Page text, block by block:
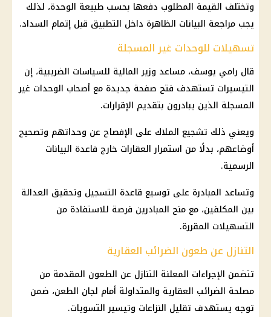
وتختلف القيمة المطلوب دفعها بحسب طبيعة الوحدة، لذلك
يجب مراجعة البيانات الظاهرة داخل التطبيق قبل إتمام السداد.
تسهيلات للوحدات غير المسجلة
قال رامي يوسف، مساعد وزيرالمالية للسياسات الضريبية، إن
التيسيرات تستهدف فتح صفحة جديدة مع أصحاب الوحدات غير
المسجلة الذين يبادرون بتقديم الإقرارات.
ويعني ذلك تشجيع الملاك على الإفصاح عن وحداتهم وتصحيح
أوضاعهم، بدلًا من استمرار العقارات خارج قاعدة البيانات
الرسمية.
وتساعد المبادرة على توسيع قاعدة التسجيل وتحقيق العدالة
بين المكلفين، مع منح المبادرين فرصة للاستفادة من
التسهيلات المقررة.
التنازل عن طعون الضرائب العقارية
تتضمن الإجراءات المعلنة التنازل عن الطعون المقدمة من
مصلحة الضرائب العقارية والمتداولة أمام لجان الطعن، ضمن
توجه يستهدف تقليل النزاعات وتيسير التسويات.